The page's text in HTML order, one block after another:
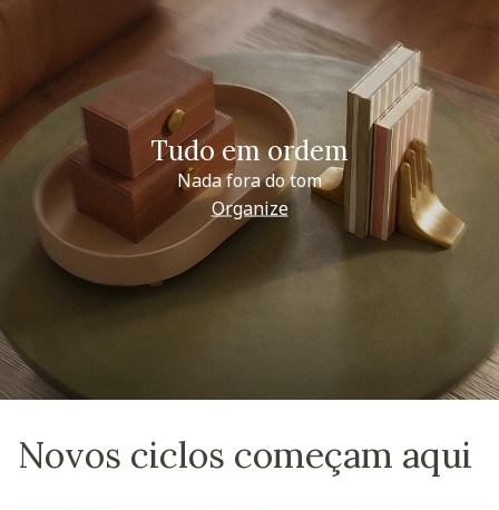
Tudo em ordem
Nada fora do tom
Organize
Novos ciclos começam aqui